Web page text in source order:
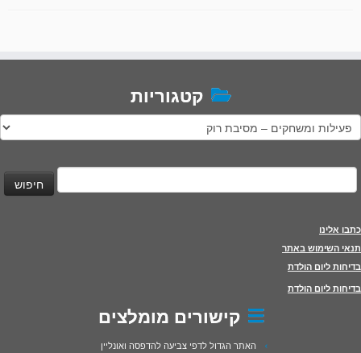
קטגוריות
קטגוריות
חיפוש:
כתבו אלינו
תנאי השימוש באתר
בדיחות ליום הולדת
בדיחות ליום הולדת
קישורים מומלצים
האתר הגדול לדפי צביעה להדפסה ואונליין